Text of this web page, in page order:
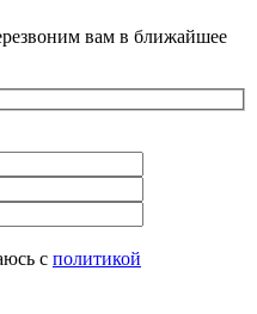
вам в ближайшее
с политикой